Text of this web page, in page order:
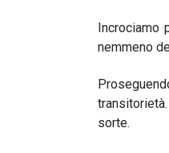
Incrociamo
nemmeno
transitorietà.
sorte.